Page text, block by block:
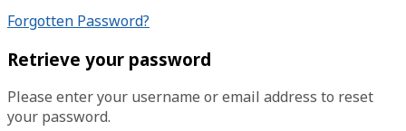
Forgotten Password?
Retrieve your password
Please enter your username or email address to reset
your password.